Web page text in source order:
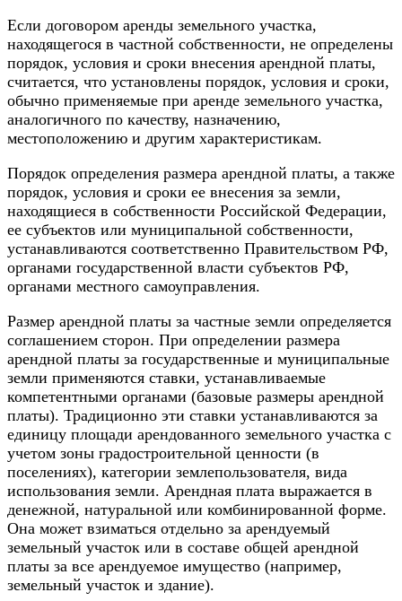
Если договором аренды земельного участка,
находящегося в частной собственности, не определены
порядок, условия и сроки внесения арендной платы,
считается, что установлены порядок, условия и сроки,
обычно применяемые при аренде земельного участка,
аналогичного по качеству, назначению,
местоположению и другим характеристикам.
Порядок определения размера арендной платы, а также
порядок, условия и сроки ее внесения за земли,
находящиеся в собственности Российской Федерации,
ее субъектов или муниципальной собственности,
устанавливаются соответственно Правительством РФ,
органами государственной власти субъектов РФ,
органами местного самоуправления.
Размер арендной платы за частные земли определяется
соглашением сторон. При определении размера
арендной платы за государственные и муниципальные
земли применяются ставки, устанавливаемые
компетентными органами (базовые размеры арендной
платы). Традиционно эти ставки устанавливаются за
единицу площади арендованного земельного участка с
учетом зоны градостроительной ценности (в
поселениях), категории землепользователя, вида
использования земли. Арендная плата выражается в
денежной, натуральной или комбинированной форме.
Она может взиматься отдельно за арендуемый
земельный участок или в составе общей арендной
платы за все арендуемое имущество (например,
земельный участок и здание).